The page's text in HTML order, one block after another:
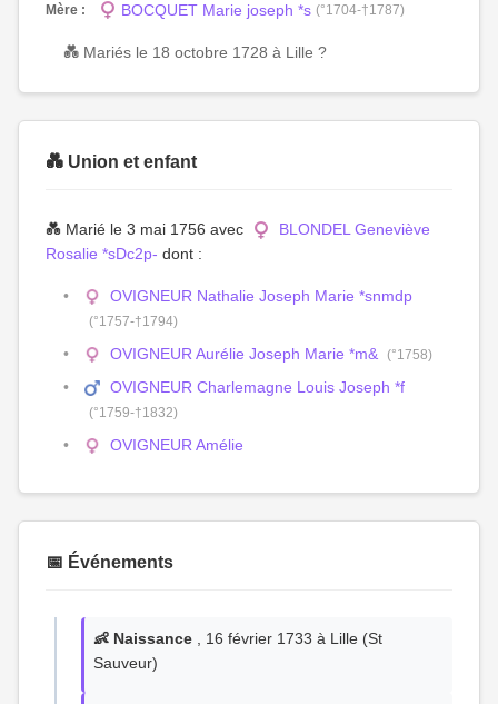
Mère :
BOCQUET Marie joseph *s (°1704-†1787)
💑 Mariés le 18 octobre 1728 à Lille ?
💑 Union et enfant
💑 Marié le 3 mai 1756 avec
BLONDEL Geneviève
Rosalie *sDc2p- dont :
OVIGNEUR Nathalie Joseph Marie *snmdp
(°1757-†1794)
OVIGNEUR Aurélie Joseph Marie *m& (°1758)
OVIGNEUR Charlemagne Louis Joseph *f
(°1759-†1832)
OVIGNEUR Amélie
📅 Événements
👶 Naissance , 16 février 1733 à Lille (St
Sauveur)